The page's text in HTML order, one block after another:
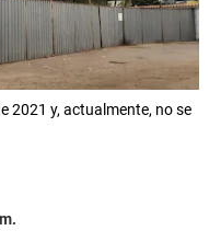
2021 y, actualmente, no se